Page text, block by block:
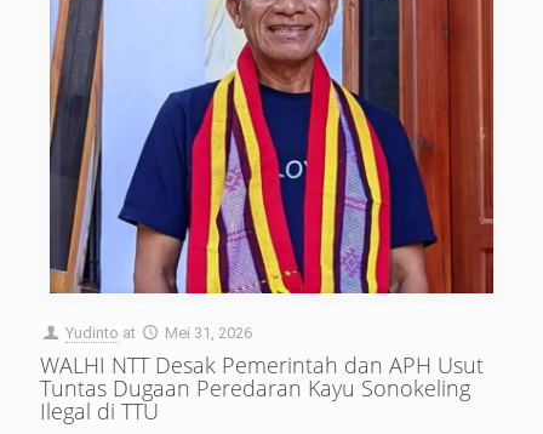
Yudinto at Mei 31, 2026
WALHI NTT Desak Pemerintah dan APH Usut
Tuntas Dugaan Peredaran Kayu Sonokeling
Ilegal di TTU